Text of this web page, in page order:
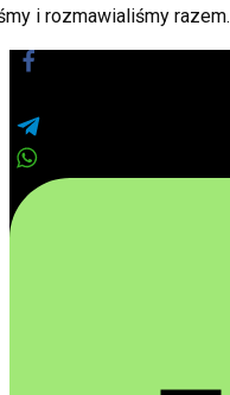
i rozmawialiśmy razem.